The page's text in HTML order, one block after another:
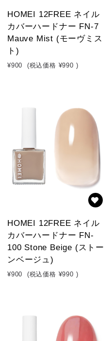
HOMEI 12FREE ネイル
カバーハードナー FN-7
Mauve Mist (モーヴミス
ト)
¥900 (税込価格 ¥990 )
HOMEI 12FREE ネイル
カバーハードナー FN-
100 Stone Beige (ストー
ンベージュ)
¥900 (税込価格 ¥990 )